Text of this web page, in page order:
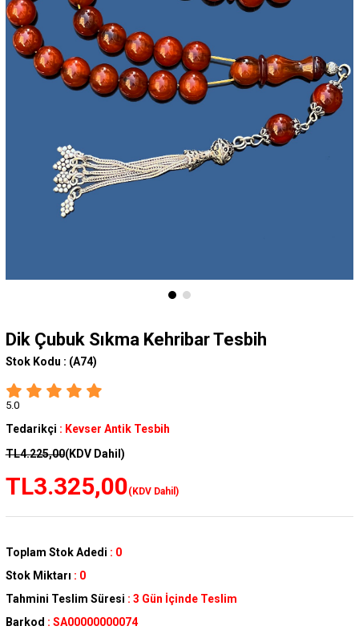
Dik Çubuk Sıkma Kehribar Tesbih
Stok Kodu : (A74)
5.0
Tedarikçi : Kevser Antik Tesbih
TL4.225,00(KDV Dahil)
TL3.325,00(KDV Dahil)
Toplam Stok Adedi : 0
Stok Miktarı : 0
Tahmini Teslim Süresi : 3 Gün İçinde Teslim
Barkod : SA00000000074